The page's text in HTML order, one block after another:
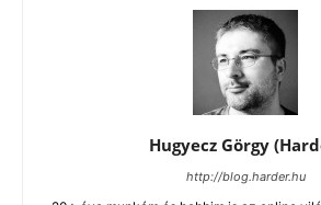
Hugyecz Görgy
http://blog.harder.hu